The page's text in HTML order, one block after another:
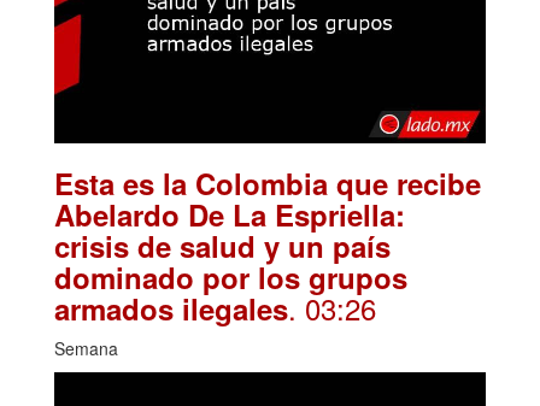
Esta es la Colombia que recibe
Abelardo De La Espriella:
crisis de salud y un país
dominado por los grupos
armados ilegales. 03:26
Semana